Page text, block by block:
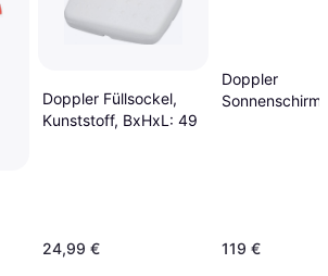
Doppler Füllsockel,
Kunststoff, BxHxL: 49
24,99 €
Doppler
119 €